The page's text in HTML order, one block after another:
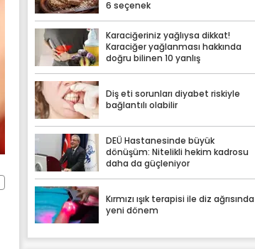
6 seçenek
Karaciğeriniz yağlıysa dikkat!
Karaciğer yağlanması hakkında
doğru bilinen 10 yanlış
Diş eti sorunları diyabet riskiyle
bağlantılı olabilir
DEÜ Hastanesinde büyük
dönüşüm: Nitelikli hekim kadrosu
daha da güçleniyor
Kırmızı ışık terapisi ile diz ağrısında
yeni dönem